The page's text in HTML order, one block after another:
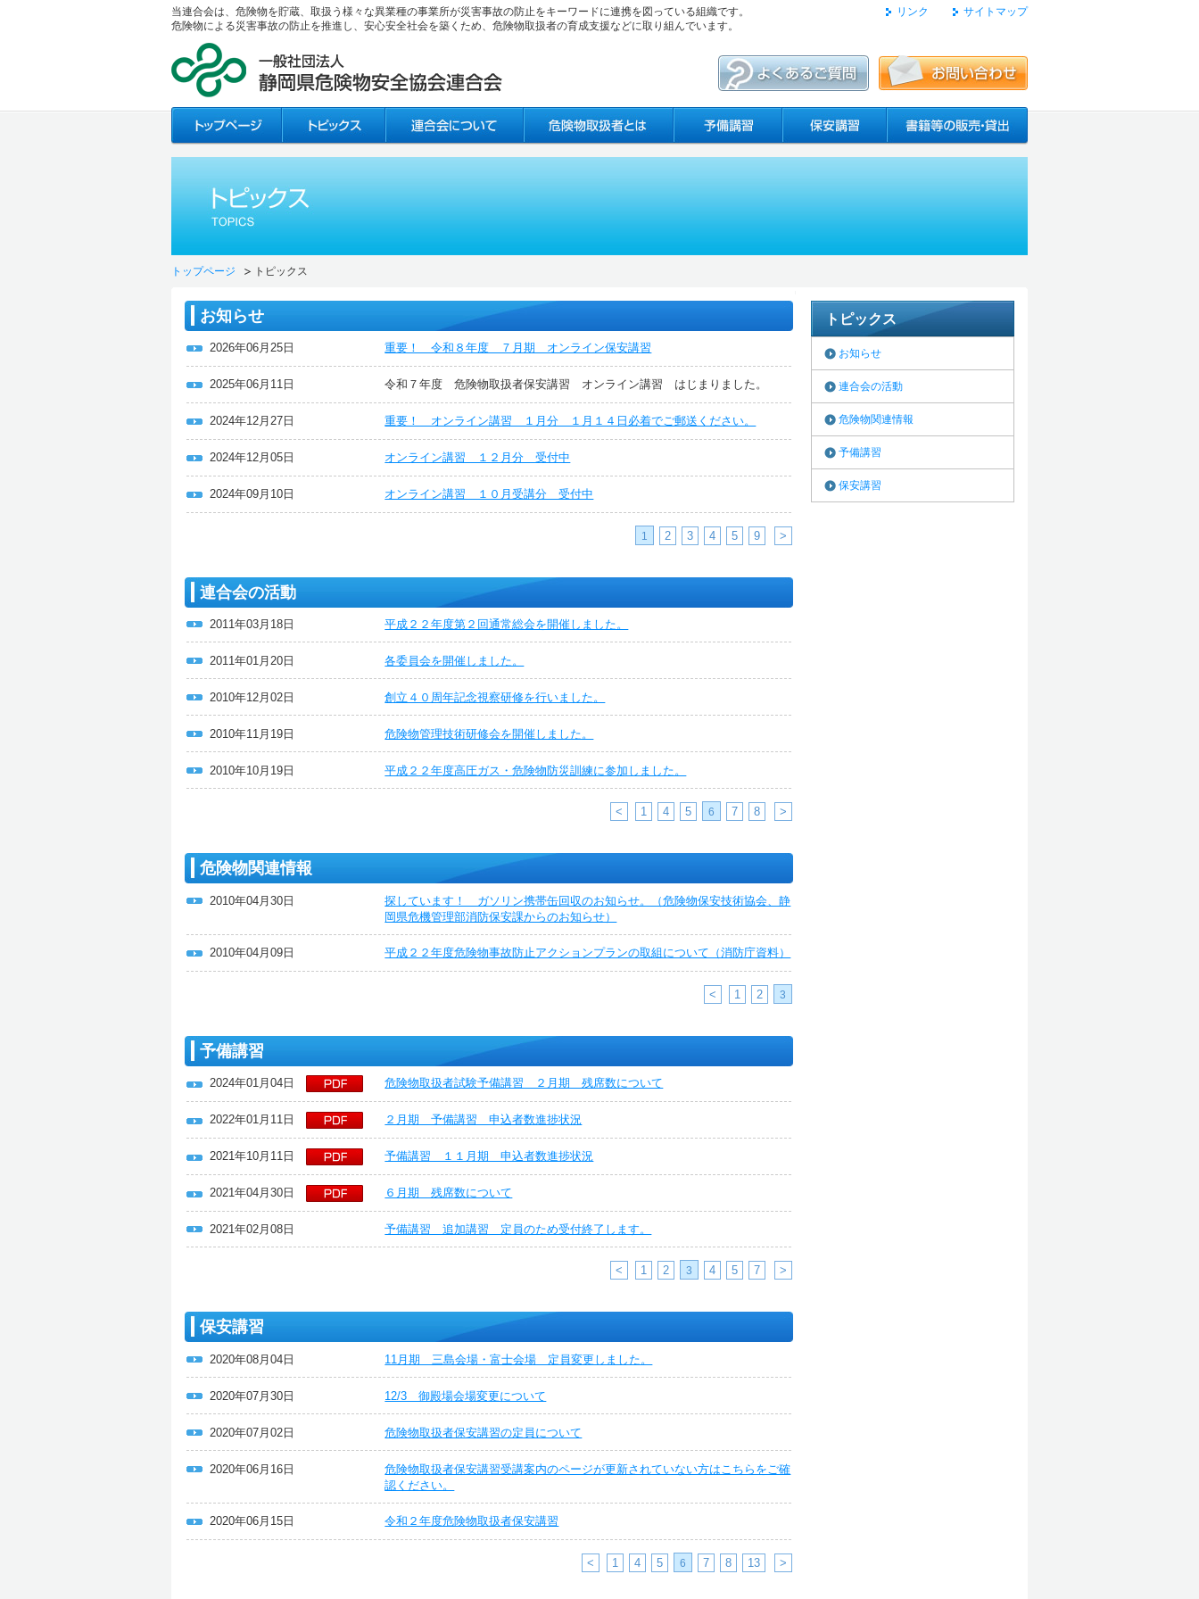
当連合会は、危険物を貯蔵、取扱う様々な異業種の事業所が災害事故の防止をキーワードに連携を図っている組織です。
危険物による災害事故の防止を推進し、安心安全社会を築くため、危険物取扱者の育成支援などに取り組んでいます。
リンク サイトマップ
トップページ トピックス
お知らせ
2026年06月25日 重要！ 令和８年度 ７月期 オンライン保安講習
2025年06月11日 令和７年度 危険物取扱者保安講習 オンライン講習 はじまりました。
2024年12月27日 重要！ オンライン講習 １月分 １月１４日必着でご郵送ください。
2024年12月05日 オンライン講習 １２月分 受付中
2024年09月10日 オンライン講習 １０月受講分 受付中
1 2 3 4 5 9 >
連合会の活動
2011年03月18日 平成２２年度第２回通常総会を開催しました。
2011年01月20日 各委員会を開催しました。
2010年12月02日 創立４０周年記念視察研修を行いました。
2010年11月19日 危険物管理技術研修会を開催しました。
2010年10月19日 平成２２年度高圧ガス・危険物防災訓練に参加しました。
< 1 4 5 6 7 8 >
危険物関連情報
2010年04月30日
探しています！ ガソリン携帯缶回収のお知らせ。（危険物保安技術協会、静
岡県危機管理部消防保安課からのお知らせ）
2010年04月09日 平成２２年度危険物事故防止アクションプランの取組について（消防庁資料）
< 1 2 3
予備講習
2024年01月04日 危険物取扱者試験予備講習 ２月期 残席数について
2022年01月11日 ２月期 予備講習 申込者数進捗状況
2021年10月11日 予備講習 １１月期 申込者数進捗状況
2021年04月30日 ６月期 残席数について
2021年02月08日 予備講習 追加講習 定員のため受付終了します。
< 1 2 3 4 5 7 >
保安講習
2020年08月04日 11月期 三島会場・富士会場 定員変更しました。
2020年07月30日 12/3 御殿場会場変更について
2020年07月02日 危険物取扱者保安講習の定員について
2020年06月16日
危険物取扱者保安講習受講案内のページが更新されていない方はこちらをご確
認ください。
2020年06月15日 令和２年度危険物取扱者保安講習
< 1 4 5 6 7 8 13 >
トピックス
お知らせ
連合会の活動
危険物関連情報
予備講習
保安講習